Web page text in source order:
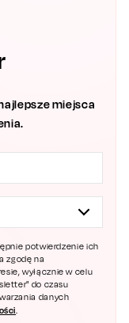
miejsca
potwierdzenie ich
zgodę na
wyłącznie w celu
do czasu
danych
.